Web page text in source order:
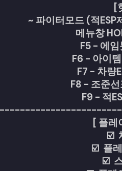
[
~ 파이터모드 (적ESP
메뉴창
F5 - 에
F6 - 아이
F7 - 차량
F8 - 조준
F9 - 적
[ 플레
☑️
☑️ 플
☑️